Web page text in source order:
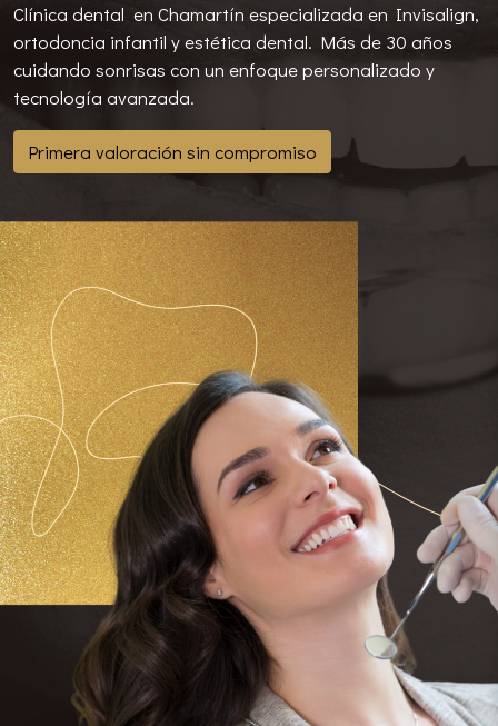
Clínica dental en Chamartín especializada en Invisalign,
ortodoncia infantil y estética dental. Más de 30 años
cuidando sonrisas con un enfoque personalizado y
tecnología avanzada.
Primera valoración sin compromiso